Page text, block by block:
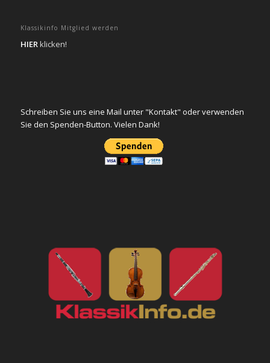
Klassikinfo Mitglied werden
HIERklicken!
Schreiben Sie uns eine Mail unter "Kontakt" oder verwenden
Sie den Spenden-Button. Vielen Dank!